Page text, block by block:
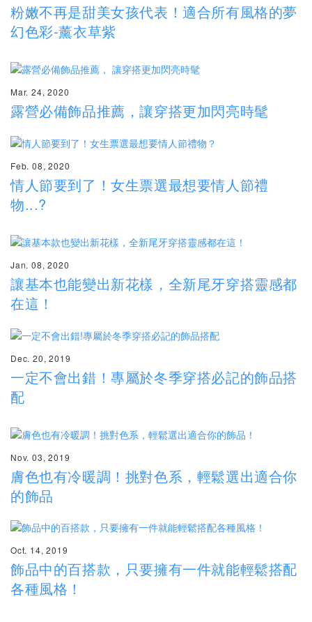
粉嫩不再是甜美女孩代表！適合所有風格的夢
幻色彩-薰衣草紫
Mar. 24, 2020
露營必備飾品推薦，讓穿搭更加閃亮時髦
Feb. 08, 2020
情人節要到了！女生票選最想要情人節禮
物...?
Jan. 08, 2020
讓基本也能變出新花樣，全新尾牙穿搭靈感都
在這！
Dec. 20, 2019
一定不會出錯！專屬於冬季穿搭必記的飾品搭
配
Nov. 03, 2019
膚色也有冷暖調！挑對色系，輕鬆選出適合你
的飾品
Oct. 14, 2019
飾品中的百搭款，只要擁有一件就能輕鬆搭配
各種風格！